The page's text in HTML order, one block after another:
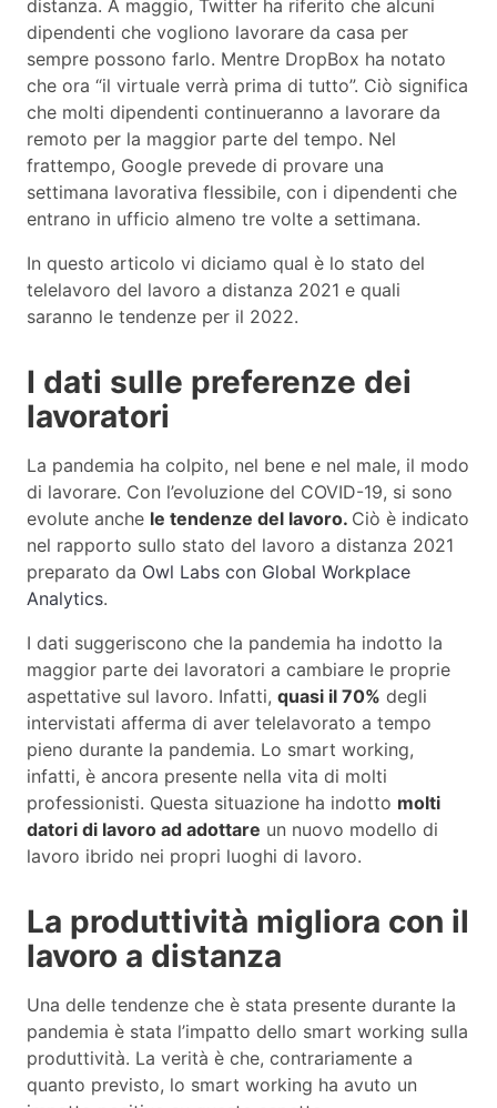
distanza. A maggio, Twitter ha riferito che alcuni
dipendenti che vogliono lavorare da casa per
sempre possono farlo. Mentre DropBox ha notato
che ora “il virtuale verrà prima di tutto”. Ciò significa
che molti dipendenti continueranno a lavorare da
remoto per la maggior parte del tempo. Nel
frattempo, Google prevede di provare una
settimana lavorativa flessibile, con i dipendenti che
entrano in ufficio almeno tre volte a settimana.
In questo articolo vi diciamo qual è lo stato del
telelavoro del lavoro a distanza 2021 e quali
saranno le tendenze per il 2022.
I dati sulle preferenze dei
lavoratori
La pandemia ha colpito, nel bene e nel male, il modo
di lavorare. Con l’evoluzione del COVID-19, si sono
evolute anche le tendenze del lavoro. Ciò è indicato
nel rapporto sullo stato del lavoro a distanza 2021
preparato da Owl Labs con Global Workplace
Analytics.
I dati suggeriscono che la pandemia ha indotto la
maggior parte dei lavoratori a cambiare le proprie
aspettative sul lavoro. Infatti, quasi il 70% degli
intervistati afferma di aver telelavorato a tempo
pieno durante la pandemia. Lo smart working,
infatti, è ancora presente nella vita di molti
professionisti. Questa situazione ha indotto molti
datori di lavoro ad adottare un nuovo modello di
lavoro ibrido nei propri luoghi di lavoro.
La produttività migliora con il
lavoro a distanza
Una delle tendenze che è stata presente durante la
pandemia è stata l’impatto dello smart working sulla
produttività. La verità è che, contrariamente a
quanto previsto, lo smart working ha avuto un